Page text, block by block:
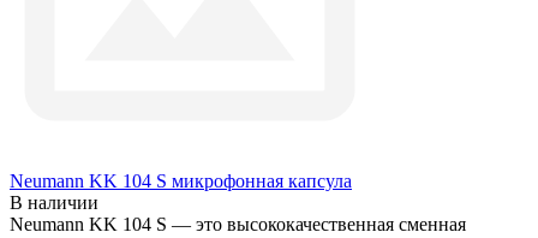
Neumann KK 104 S микрофонная капсула
В наличии
Neumann KK 104 S — это высококачественная сменная